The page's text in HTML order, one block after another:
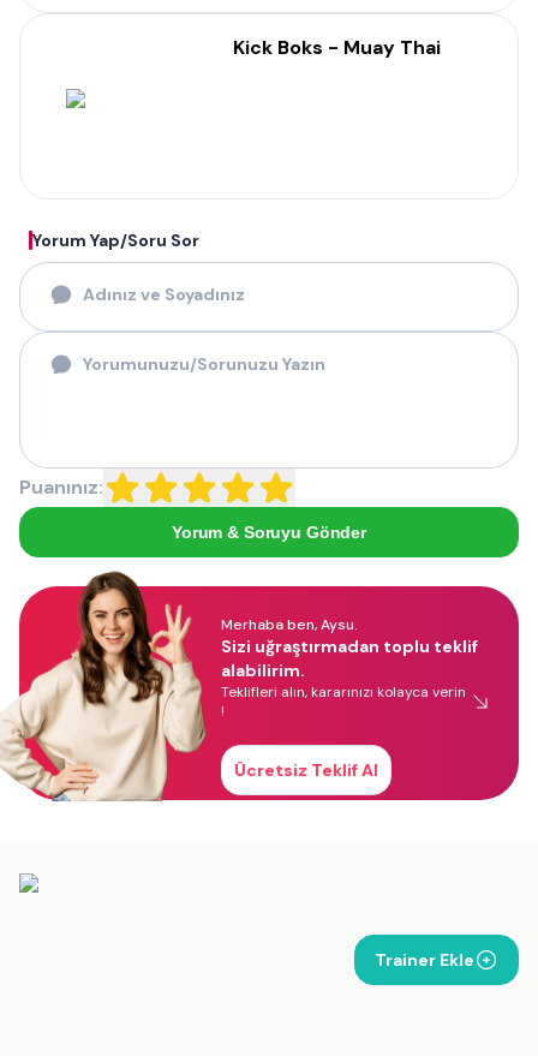
Kick Boks - Muay Thai
Yorum Yap/Soru Sor
Puanınız:
Yorum & Soruyu Gönder
Merhaba ben, Aysu.
Sizi uğraştırmadan toplu teklif
alabilirim.
Teklifleri alın, kararınızı kolayca verin
!
Ücretsiz Teklif Al
Trainer Ekle